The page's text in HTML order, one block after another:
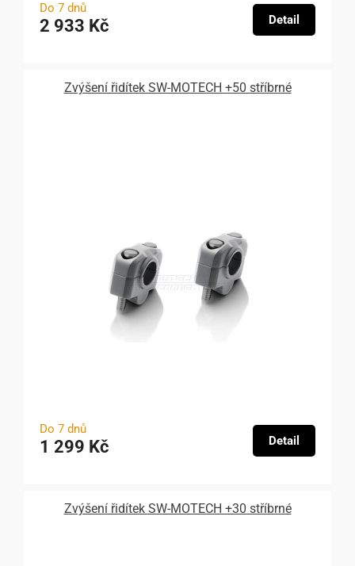
Do 7 dnů
2 933 Kč Detail
Zvýšení řidítek SW-MOTECH +50 stříbrné
Do 7 dnů
1 299 Kč Detail
Zvýšení řidítek SW-MOTECH +30 stříbrné